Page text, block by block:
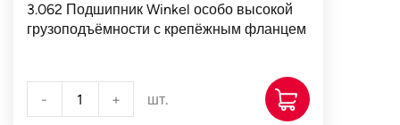
3.062 Подшипник Winkel особо высокой
грузоподъёмности с крепёжным фланцем
- + шт.